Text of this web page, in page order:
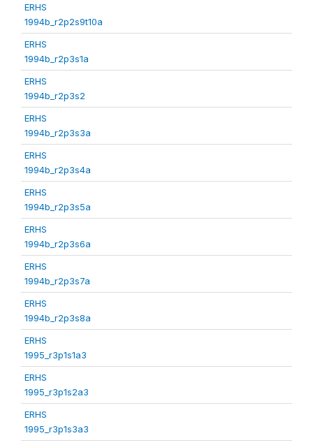
ERHS
1994b_r2p2s9t10a
ERHS
1994b_r2p3s1a
ERHS
1994b_r2p3s2
ERHS
1994b_r2p3s3a
ERHS
1994b_r2p3s4a
ERHS
1994b_r2p3s5a
ERHS
1994b_r2p3s6a
ERHS
1994b_r2p3s7a
ERHS
1994b_r2p3s8a
ERHS
1995_r3p1s1a3
ERHS
1995_r3p1s2a3
ERHS
1995_r3p1s3a3